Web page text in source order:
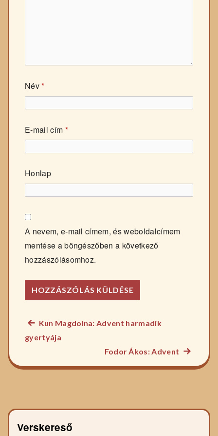
Név*
E-mail cím *
Honlap
A nevem, e-mail címem, és weboldalcímem
mentése a böngészőben a következő
hozzászólásomhoz.
Bejegyzés
Előző
főzelék
Kun Magdolna: Advent harmadik
gyertyája
Fodor Ákos: Advent
főzelék
Verskereső